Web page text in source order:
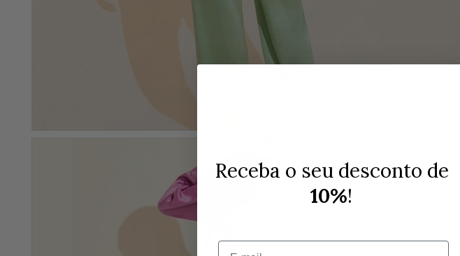
Receba o seu desconto de
10%!
E-mail